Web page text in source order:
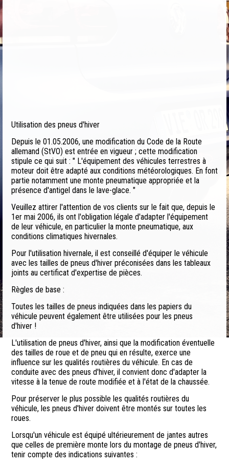
Utilisation des pneus d'hiver
Depuis le 01.05.2006, une modification du Code de la Route
allemand (StVO) est entrée en vigueur ; cette modification
stipule ce qui suit : " L'équipement des véhicules terrestres à
moteur doit être adapté aux conditions météorologiques. En font
partie notamment une monte pneumatique appropriée et la
présence d'antigel dans le lave-glace. "
Veuillez attirer l'attention de vos clients sur le fait que, depuis le
1er mai 2006, ils ont l'obligation légale d'adapter l'équipement
de leur véhicule, en particulier la monte pneumatique, aux
conditions climatiques hivernales.
Pour l'utilisation hivernale, il est conseillé d'équiper le véhicule
avec les tailles de pneus d'hiver préconisées dans les tableaux
joints au certificat d'expertise de pièces.
Règles de base :
Toutes les tailles de pneus indiquées dans les papiers du
véhicule peuvent également être utilisées pour les pneus
d'hiver !
L'utilisation de pneus d'hiver, ainsi que la modification éventuelle
des tailles de roue et de pneu qui en résulte, exerce une
influence sur les qualités routières du véhicule. En cas de
conduite avec des pneus d'hiver, il convient donc d'adapter la
vitesse à la tenue de route modifiée et à l'état de la chaussée.
Pour préserver le plus possible les qualités routières du
véhicule, les pneus d'hiver doivent être montés sur toutes les
roues.
Lorsqu'un véhicule est équipé ultérieurement de jantes autres
que celles de première monte lors du montage de pneus d'hiver,
tenir compte des indications suivantes :